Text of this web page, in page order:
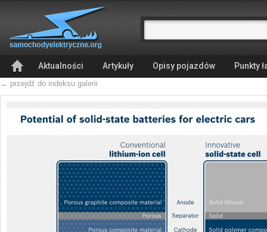
Aktualności Artykuły Opisy pojazdów Punkty
← przejdź do indeksu galerii